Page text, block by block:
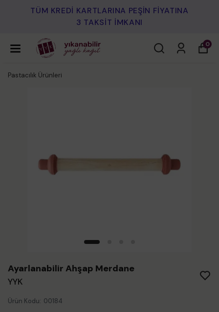
TÜM KREDİ KARTLARINA PEŞİN FİYATINA
3 TAKSİT İMKANI
0
Pastacılık Ürünleri
Ayarlanabilir Ahşap Merdane
YYK
Ürün Kodu: 00184